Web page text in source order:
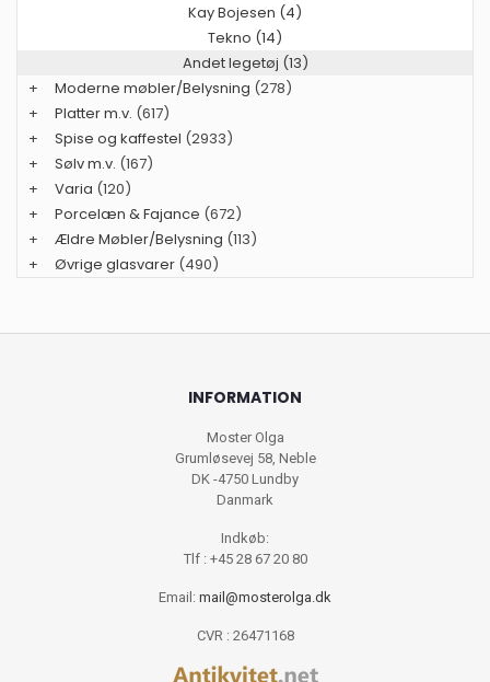
Kay Bojesen (4)
Tekno (14)
Andet legetøj (13)
+
Moderne møbler/Belysning (278)
+
Platter m.v. (617)
+
Spise og kaffestel (2933)
+
Sølv m.v. (167)
+
Varia (120)
+
Porcelæn & Fajance (672)
+
Ældre Møbler/Belysning (113)
+
Øvrige glasvarer (490)
INFORMATION
Moster Olga
Grumløsevej 58, Neble
DK -4750 Lundby
Danmark
Indkøb:
Tlf : +45 28 67 20 80
Email: mail@mosterolga.dk
CVR : 26471168